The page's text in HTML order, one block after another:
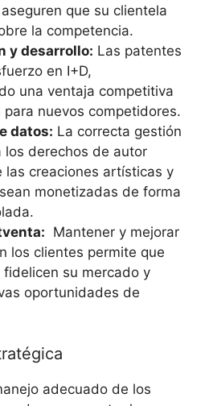
que su clientela
la competencia.
y desarrollo: Las patentes
en I+D,
una⁤ ventaja competitiva
nuevos competidores.
datos: La correcta⁣ gestión‌
los derechos de ⁢autor
las ‍creaciones artísticas y
⁤monetizadas de forma
⁢ Mantener y‌ mejorar⁣
los clientes⁣ permite que
fidelicen su mercado y
oportunidades de
adecuado de los